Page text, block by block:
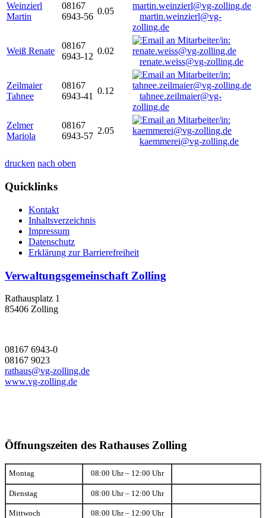
Weinzierl
Martin
08167
6943-56
0.05
martin.weinzierl@vg-
zolling.de
Weiß Renate
08167
6943-12
0.02
renate.weiss@vg-zolling.de
Zeilmaier
Tahnee
08167
6943-41
0.12
tahnee.zeilmaier@vg-
zolling.de
Zelmer
Mariola
08167
6943-57
2.05
kaemmerei@vg-zolling.de
drucken nach oben
Quicklinks
Kontakt
Inhaltsverzeichnis
Impressum
Datenschutz
Erklärung zur Barrierefreiheit
Verwaltungsgemeinschaft Zolling
Rathausplatz 1
85406 Zolling
08167 6943-0
08167 9023
rathaus@vg-zolling.de
www.vg-zolling.de
Öffnungszeiten des Rathauses Zolling
Montag 08:00 Uhr – 12:00 Uhr
Dienstag 08:00 Uhr – 12:00 Uhr
Mittwoch 08:00 Uhr – 12:00 Uhr